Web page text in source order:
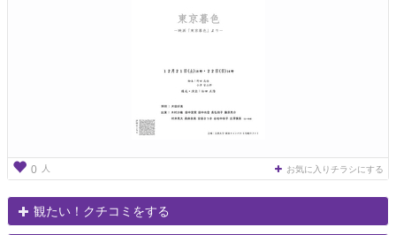
0 人 お気に入りチラシにする
観たい！クチコミをする